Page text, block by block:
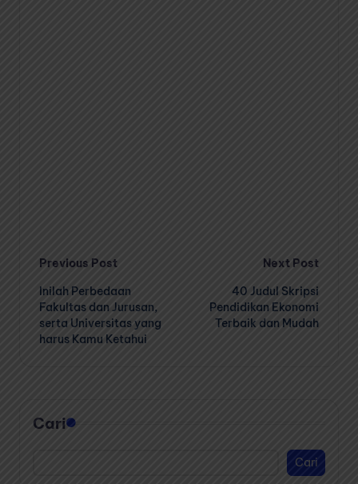
Post
navigation
Previous Post
Inilah Perbedaan
Fakultas dan Jurusan,
serta Universitas yang
harus Kamu Ketahui
Next Post
40 Judul Skripsi
Pendidikan Ekonomi
Terbaik dan Mudah
Cari
Cari